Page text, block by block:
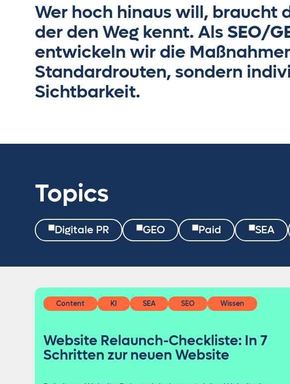
Wer hoch hinaus will, braucht
der den Weg kennt. Als SEO/
entwickeln wir die
Standardrouten, sondern
Sichtbarkeit.
Topics
Digitale PR GEO Paid SEA
Content KI SEA SEO Wissen
Website Relaunch-Checkliste: In 7
Schritten zur neuen Website